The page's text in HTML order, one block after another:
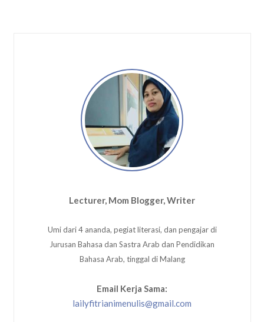
Lecturer, Mom Blogger, Writer
Umi dari 4 ananda, pegiat literasi, dan pengajar di
Jurusan Bahasa dan Sastra Arab dan Pendidikan
Bahasa Arab, tinggal di Malang
Email Kerja Sama:
lailyfitrianimenulis@gmail.com